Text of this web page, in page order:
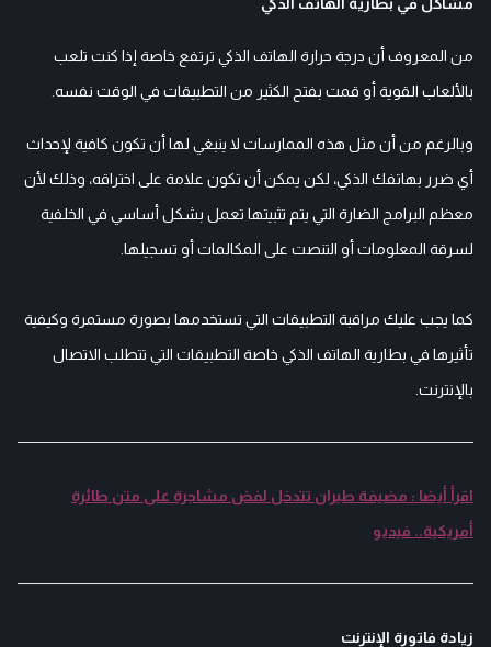
من المعروف أن درجة حرارة الهاتف الذكي ترتفع خاصة إذا كنت تلعب
بالألعاب القوية أو قمت بفتح الكثير من التطبيقات في الوقت نفسه.
وبالرغم من أن مثل هذه الممارسات لا ينبغي لها أن تكون كافية لإحداث
أي ضرر بهاتفك الذكي، لكن يمكن أن تكون علامة على اختراقه، وذلك لأن
معظم البرامج الضارة التي يتم تثبيتها تعمل بشكل أساسي في الخلفية
لسرقة المعلومات أو التنصت على المكالمات أو تسجيلها.
كما يجب عليك مراقبة التطبيقات التي تستخدمها بصورة مستمرة وكيفية
تأثيرها في بطارية الهاتف الذكي خاصة التطبيقات التي تتطلب الاتصال
بالإنترنت.
اقرأ أيضا : مضيفة طيران تتدخل لفض مشاجرة على متن طائرة
أمريكية.. فيديو
زيادة فاتورة الإنترنت